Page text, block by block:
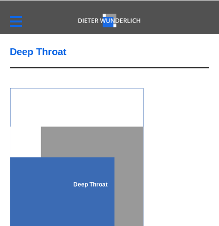
Deep Throat
Deep Throat